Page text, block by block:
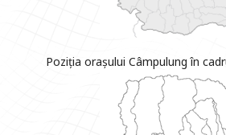
Poziția orașului Câmpulung în